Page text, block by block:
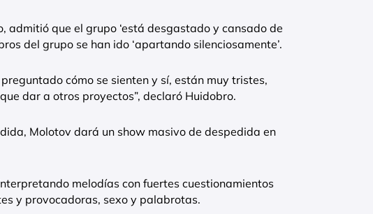
admitió que el grupo ‘está desgastado y cansado de
del grupo se han ido ‘apartando silenciosamente’.
cómo se sienten y sí, están muy tristes,
dar a otros proyectos”, declaró Huidobro.
Molotov dará un show masivo de despedida en
melodías con fuertes cuestionamientos
y provocadoras, sexo y palabrotas.